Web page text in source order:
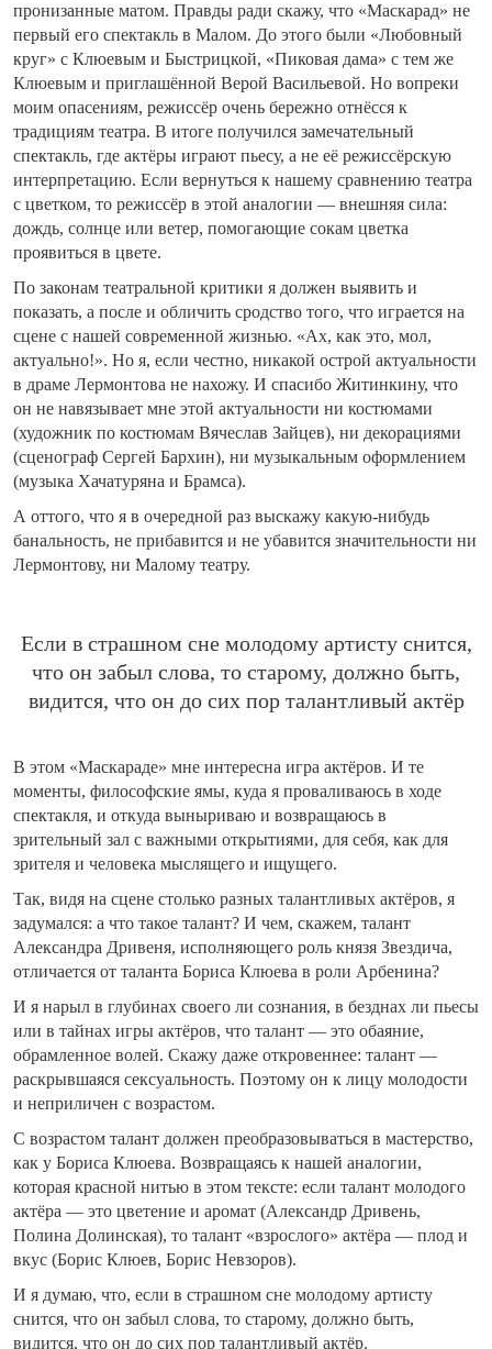
пронизанные матом. Правды ради скажу, что «Маскарад» не
первый его спектакль в Малом. До этого были «Любовный
круг» с Клюевым и Быстрицкой, «Пиковая дама» с тем же
Клюевым и приглашённой Верой Васильевой. Но вопреки
моим опасениям, режиссёр очень бережно отнёсся к
традициям театра. В итоге получился замечательный
спектакль, где актёры играют пьесу, а не её режиссёрскую
интерпретацию. Если вернуться к нашему сравнению театра
с цветком, то режиссёр в этой аналогии — внешняя сила:
дождь, солнце или ветер, помогающие сокам цветка
проявиться в цвете.
По законам театральной критики я должен выявить и
показать, а после и обличить сродство того, что играется на
сцене с нашей современной жизнью. «Ах, как это, мол,
актуально!». Но я, если честно, никакой острой актуальности
в драме Лермонтова не нахожу. И спасибо Житинкину, что
он не навязывает мне этой актуальности ни костюмами
(художник по костюмам Вячеслав Зайцев), ни декорациями
(сценограф Сергей Бархин), ни музыкальным оформлением
(музыка Хачатуряна и Брамса).
А оттого, что я в очередной раз выскажу какую-нибудь
банальность, не прибавится и не убавится значительности ни
Лермонтову, ни Малому театру.
Если в страшном сне молодому артисту снится,
что он забыл слова, то старому, должно быть,
видится, что он до сих пор талантливый актёр
В этом «Маскараде» мне интересна игра актёров. И те
моменты, философские ямы, куда я проваливаюсь в ходе
спектакля, и откуда выныриваю и возвращаюсь в
зрительный зал с важными открытиями, для себя, как для
зрителя и человека мыслящего и ищущего.
Так, видя на сцене столько разных талантливых актёров, я
задумался: а что такое талант? И чем, скажем, талант
Александра Дривеня, исполняющего роль князя Звездича,
отличается от таланта Бориса Клюева в роли Арбенина?
И я нарыл в глубинах своего ли сознания, в безднах ли пьесы
или в тайнах игры актёров, что талант — это обаяние,
обрамленное волей. Скажу даже откровеннее: талант —
раскрывшаяся сексуальность. Поэтому он к лицу молодости
и неприличен с возрастом.
С возрастом талант должен преобразовываться в мастерство,
как у Бориса Клюева. Возвращаясь к нашей аналогии,
которая красной нитью в этом тексте: если талант молодого
актёра — это цветение и аромат (Александр Дривень,
Полина Долинская), то талант «взрослого» актёра — плод и
вкус (Борис Клюев, Борис Невзоров).
И я думаю, что, если в страшном сне молодому артисту
снится, что он забыл слова, то старому, должно быть,
видится, что он до сих пор талантливый актёр.